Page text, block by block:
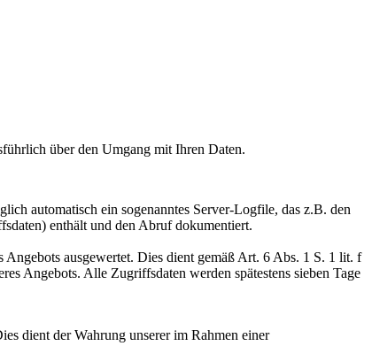
über den Umgang mit Ihren Daten.
automatisch ein sogenanntes Server-Logfile, das z.B. den
enthält und den Abruf dokumentiert.
ausgewertet. Dies dient gemäß Art. 6 Abs. 1 S. 1 lit. f
Angebots. Alle Zugriffsdaten werden spätestens sieben Tage
dient der Wahrung unserer im Rahmen einer